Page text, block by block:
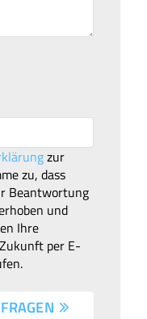
zur
zu, dass
Beantwortung
und
Ihre
per E-